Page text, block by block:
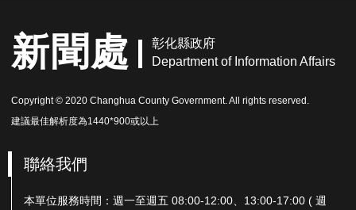
新聞處
彰化縣政府
Department of Information Affairs
Copyright © 2020 Changhua County Government. All rights reserved.
建議最佳解析度為1440*900或以上
聯絡我們
本單位服務時間：週一至週五 08:00-12:00、13:00-17:00 ( 週